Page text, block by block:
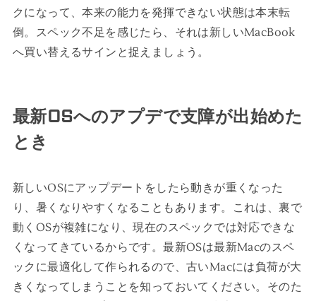
クになって、本来の能力を発揮できない状態は本末転
倒。スペック不足を感じたら、それは新しいMacBook
へ買い替えるサインと捉えましょう。
最新OSへのアプデで支障が出始めた
とき
新しいOSにアップデートをしたら動きが重くなった
り、暑くなりやすくなることもあります。これは、裏で
動くOSが複雑になり、現在のスペックでは対応できな
くなってきているからです。最新OSは最新Macのスペ
ックに最適化して作られるので、古いMacには負荷が大
きくなってしまうことを知っておいてください。そのた